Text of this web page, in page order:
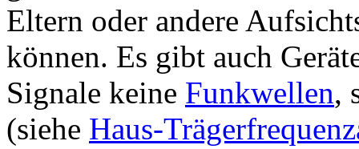
Eltern oder andere
können. Es gibt auch
Signale keine Funkwellen,
(siehe Haus-